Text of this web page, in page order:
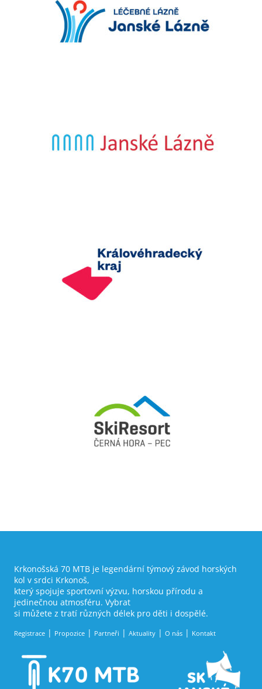
Krkonošská 70 MTB je legendární týmový závod horských
kol v srdci Krkonoš,
který spojuje sportovní výzvu, horskou přírodu a
jedinečnou atmosféru. Vybrat
si můžete z tratí různých délek pro děti i dospělé.
Registrace Propozice Partneři Aktuality O nás Kontakt